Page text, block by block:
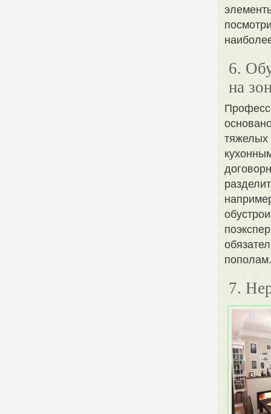
6.
на
тяжелых
пополам.
7.